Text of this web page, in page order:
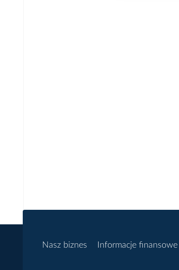
Nasz biznes Informacje finansowe